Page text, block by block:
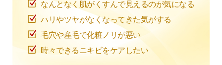
なんとなく肌がくすんで見えるのが気になる
ハリやツヤがなくなってきた気がする
毛穴や産毛で化粧ノリが悪い
時々できるニキビをケアしたい